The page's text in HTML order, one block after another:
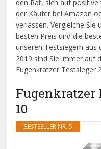
den Rat, sich auf
der Käufer bei Amazon
verlassen. Vergleiche
besten Preis und die
unseren Testsiegern aus
2019 sind Sie immer auf
Fugenkratzer Testsieger
Fugenkratzer
10
BESTSELLER NR. 5